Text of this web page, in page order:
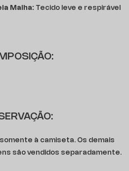
Malha: Tecido leve e respirável
à camiseta. Os demais
são vendidos separadamente.